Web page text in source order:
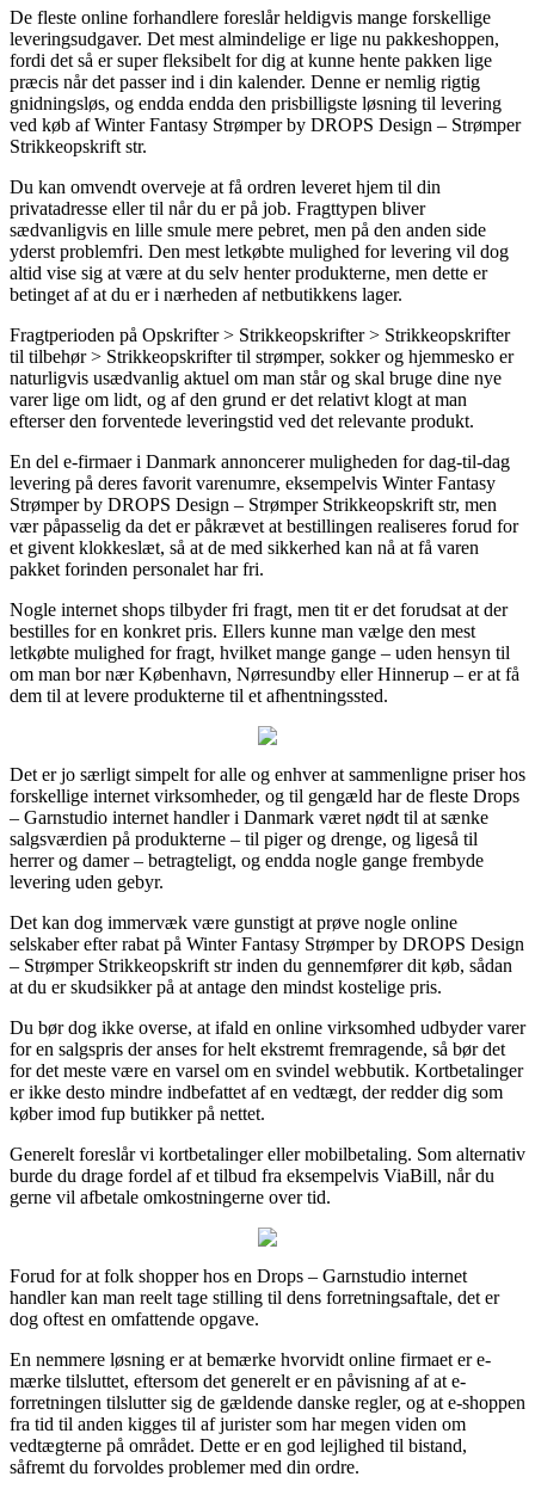
De fleste online forhandlere foreslår heldigvis mange forskellige
leveringsudgaver. Det mest almindelige er lige nu pakkeshoppen,
fordi det så er super fleksibelt for dig at kunne hente pakken lige
præcis når det passer ind i din kalender. Denne er nemlig rigtig
gnidningsløs, og endda endda den prisbilligste løsning til levering
ved køb af Winter Fantasy Strømper by DROPS Design – Strømper
Strikkeopskrift str.
Du kan omvendt overveje at få ordren leveret hjem til din
privatadresse eller til når du er på job. Fragttypen bliver
sædvanligvis en lille smule mere pebret, men på den anden side
yderst problemfri. Den mest letkøbte mulighed for levering vil dog
altid vise sig at være at du selv henter produkterne, men dette er
betinget af at du er i nærheden af netbutikkens lager.
Fragtperioden på Opskrifter > Strikkeopskrifter > Strikkeopskrifter
til tilbehør > Strikkeopskrifter til strømper, sokker og hjemmesko er
naturligvis usædvanlig aktuel om man står og skal bruge dine nye
varer lige om lidt, og af den grund er det relativt klogt at man
efterser den forventede leveringstid ved det relevante produkt.
En del e-firmaer i Danmark annoncerer muligheden for dag-til-dag
levering på deres favorit varenumre, eksempelvis Winter Fantasy
Strømper by DROPS Design – Strømper Strikkeopskrift str, men
vær påpasselig da det er påkrævet at bestillingen realiseres forud for
et givent klokkeslæt, så at de med sikkerhed kan nå at få varen
pakket forinden personalet har fri.
Nogle internet shops tilbyder fri fragt, men tit er det forudsat at der
bestilles for en konkret pris. Ellers kunne man vælge den mest
letkøbte mulighed for fragt, hvilket mange gange – uden hensyn til
om man bor nær København, Nørresundby eller Hinnerup – er at få
dem til at levere produkterne til et afhentningssted.
Det er jo særligt simpelt for alle og enhver at sammenligne priser hos
forskellige internet virksomheder, og til gengæld har de fleste Drops
– Garnstudio internet handler i Danmark været nødt til at sænke
salgsværdien på produkterne – til piger og drenge, og ligeså til
herrer og damer – betragteligt, og endda nogle gange frembyde
levering uden gebyr.
Det kan dog immervæk være gunstigt at prøve nogle online
selskaber efter rabat på Winter Fantasy Strømper by DROPS Design
– Strømper Strikkeopskrift str inden du gennemfører dit køb, sådan
at du er skudsikker på at antage den mindst kostelige pris.
Du bør dog ikke overse, at ifald en online virksomhed udbyder varer
for en salgspris der anses for helt ekstremt fremragende, så bør det
for det meste være en varsel om en svindel webbutik. Kortbetalinger
er ikke desto mindre indbefattet af en vedtægt, der redder dig som
køber imod fup butikker på nettet.
Generelt foreslår vi kortbetalinger eller mobilbetaling. Som alternativ
burde du drage fordel af et tilbud fra eksempelvis ViaBill, når du
gerne vil afbetale omkostningerne over tid.
Forud for at folk shopper hos en Drops – Garnstudio internet
handler kan man reelt tage stilling til dens forretningsaftale, det er
dog oftest en omfattende opgave.
En nemmere løsning er at bemærke hvorvidt online firmaet er e-
mærke tilsluttet, eftersom det generelt er en påvisning af at e-
forretningen tilslutter sig de gældende danske regler, og at e-shoppen
fra tid til anden kigges til af jurister som har megen viden om
vedtægterne på området. Dette er en god lejlighed til bistand,
såfremt du forvoldes problemer med din ordre.